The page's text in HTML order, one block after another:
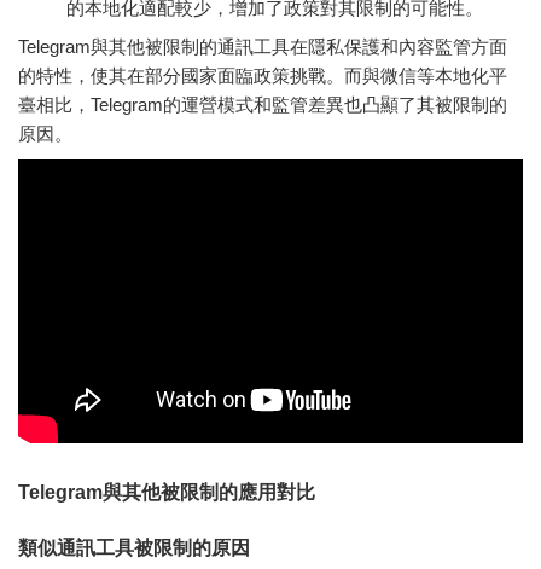
的本地化適配較少，增加了政策對其限制的可能性。
Telegram與其他被限制的通訊工具在隱私保護和內容監管方面
的特性，使其在部分國家面臨政策挑戰。而與微信等本地化平
臺相比，Telegram的運營模式和監管差異也凸顯了其被限制的
原因。
Telegram與其他被限制的應用對比
類似通訊工具被限制的原因